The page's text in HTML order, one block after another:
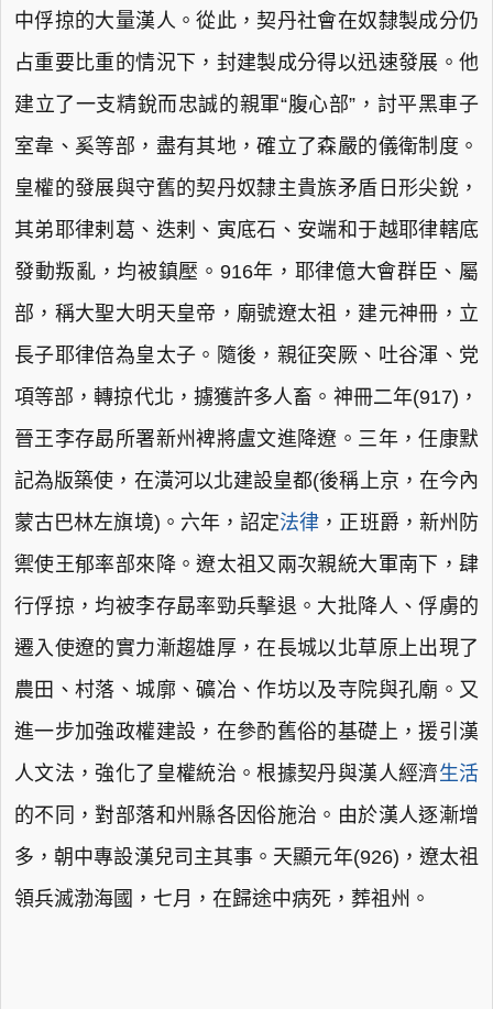
中俘掠的大量漢人。從此，契丹社會在奴隸製成分仍
占重要比重的情況下，封建製成分得以迅速發展。他
建立了一支精銳而忠誠的親軍“腹心部”，討平黑車子
室韋、奚等部，盡有其地，確立了森嚴的儀衛制度。
皇權的發展與守舊的契丹奴隸主貴族矛盾日形尖銳，
其弟耶律剌葛、迭剌、寅底石、安端和于越耶律轄底
發動叛亂，均被鎮壓。916年，耶律億大會群臣、屬
部，稱大聖大明天皇帝，廟號遼太祖，建元神冊，立
長子耶律倍為皇太子。隨後，親征突厥、吐谷渾、党
項等部，轉掠代北，擄獲許多人畜。神冊二年(917)，
晉王李存勗所署新州裨將盧文進降遼。三年，任康默
記為版築使，在潢河以北建設皇都(後稱上京，在今內
蒙古巴林左旗境)。六年，詔定法律 ，正班爵，新州防
禦使王郁率部來降。遼太祖又兩次親統大軍南下，肆
行俘掠，均被李存勗率勁兵擊退。大批降人、俘虜的
遷入使遼的實力漸趨雄厚，在長城以北草原上出現了
農田、村落、城廓、礦冶、作坊以及寺院與孔廟。又
進一步加強政權建設，在參酌舊俗的基礎上，援引漢
人文法，強化了皇權統治。根據契丹與漢人經濟生活
的不同，對部落和州縣各因俗施治。由於漢人逐漸增
多，朝中專設漢兒司主其事。天顯元年(926)，遼太祖
領兵滅渤海國，七月，在歸途中病死，葬祖州。